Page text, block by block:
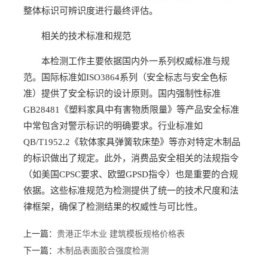
整体标识可辨识度进行最终评估。
相关的技术标准和规范
本检测工作主要依据国内外一系列权威标准与规
范。国际标准如ISO3864系列（安全标志与安全色标
准）提供了安全标识的设计原则。国内强制性标准
GB28481《塑料家具中有害物质限量》等产品安全标准
中常包含对警示标识的明确要求。行业标准如
QB/T1952.2《软体家具弹簧软床垫》等亦对特定木制品
的标识做出了规定。此外，消费品安全相关的法规指令
（如美国CPSC要求、欧盟GPSD指令）也是重要的合规
依据。这些标准规范为检测提供了统一的技术尺度和法
律框架，确保了检测结果的权威性与可比性。
上一篇： 贵港正华木业 建筑模板规格价格表
下一篇： 木制品表面胶合强度检测